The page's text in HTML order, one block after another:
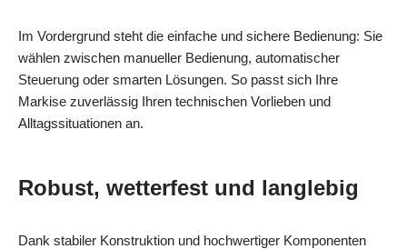
Im Vordergrund steht die einfache und sichere Bedienung: Sie
wählen zwischen manueller Bedienung, automatischer
Steuerung oder smarten Lösungen. So passt sich Ihre
Markise zuverlässig Ihren technischen Vorlieben und
Alltagssituationen an.
Robust, wetterfest und langlebig
Dank stabiler Konstruktion und hochwertiger Komponenten